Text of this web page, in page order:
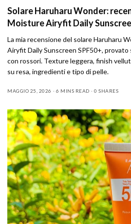
Solare Haruharu Wonder:
Moisture Airyfit Daily
La mia recensione del solare Haruharu
Airyfit Daily Sunscreen SPF50+, provato
con rossori. Texture leggera, finish
su resa, ingredienti e tipo di pelle.
MAGGIO 25, 2026 6 MINS READ 0 SHARES